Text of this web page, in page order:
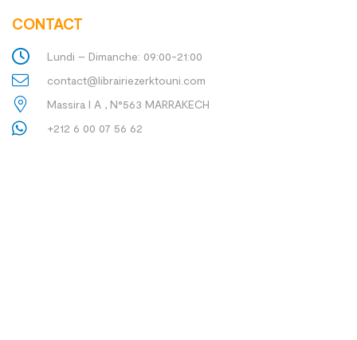
CONTACT
Lundi – Dimanche: 09:00-21:00
contact@librairiezerktouni.com
Massira I A , N°563 MARRAKECH
+212 6 00 07 56 62